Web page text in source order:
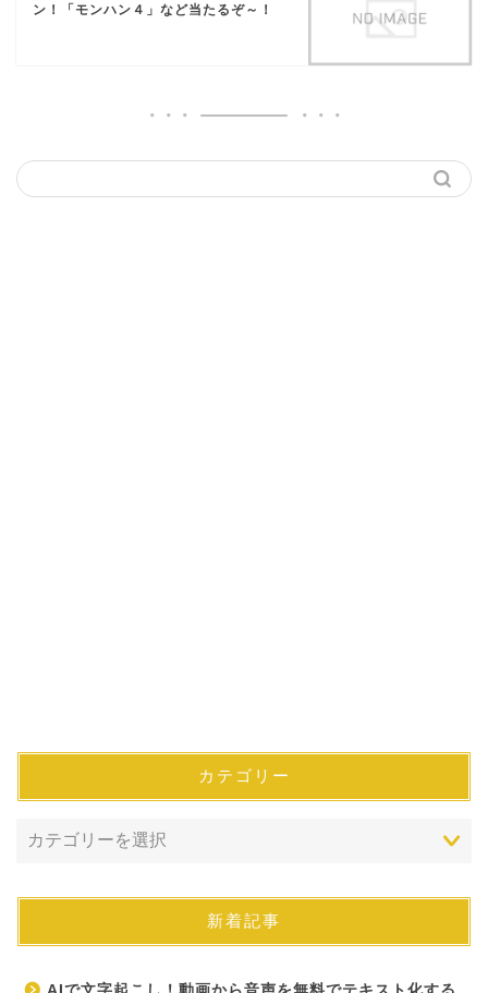
ン！「モンハン４」など当たるぞ～！
カテゴリー
新着記事